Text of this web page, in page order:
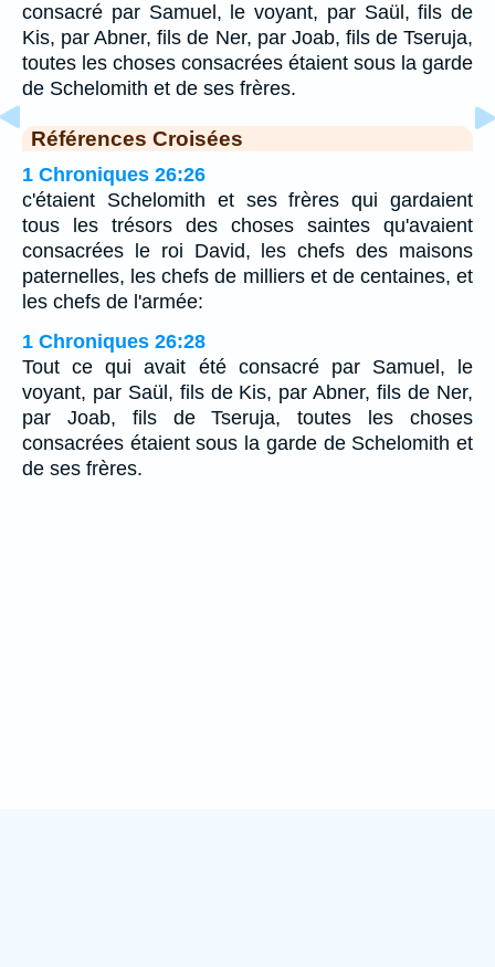
consacré par Samuel, le voyant, par Saül, fils de
Kis, par Abner, fils de Ner, par Joab, fils de Tseruja,
toutes les choses consacrées étaient sous la garde
de Schelomith et de ses frères.
Références Croisées
1 Chroniques 26:26
c'étaient Schelomith et ses frères qui gardaient
tous les trésors des choses saintes qu'avaient
consacrées le roi David, les chefs des maisons
paternelles, les chefs de milliers et de centaines, et
les chefs de l'armée:
1 Chroniques 26:28
Tout ce qui avait été consacré par Samuel, le
voyant, par Saül, fils de Kis, par Abner, fils de Ner,
par Joab, fils de Tseruja, toutes les choses
consacrées étaient sous la garde de Schelomith et
de ses frères.